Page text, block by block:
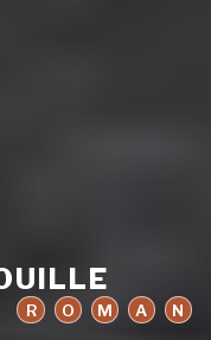
R O M A N